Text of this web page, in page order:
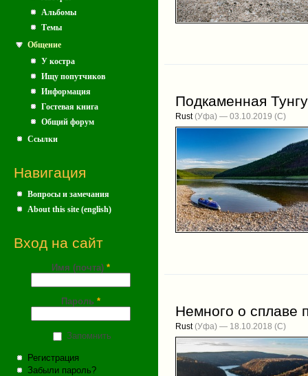
Альбомы
Темы
Общение
У костра
Ищу попутчиков
Информация
Гостевая книга
Общий форум
Ссылки
Навигация
Вопросы и замечания
About this site (english)
Вход на сайт
Имя (почта) *
Пароль *
Запомнить
Регистрация
Забыли пароль?
Подкаменная
Rust(Уфа) — 03.10.2019
Немного о сплаве
Rust(Уфа) — 18.10.2018